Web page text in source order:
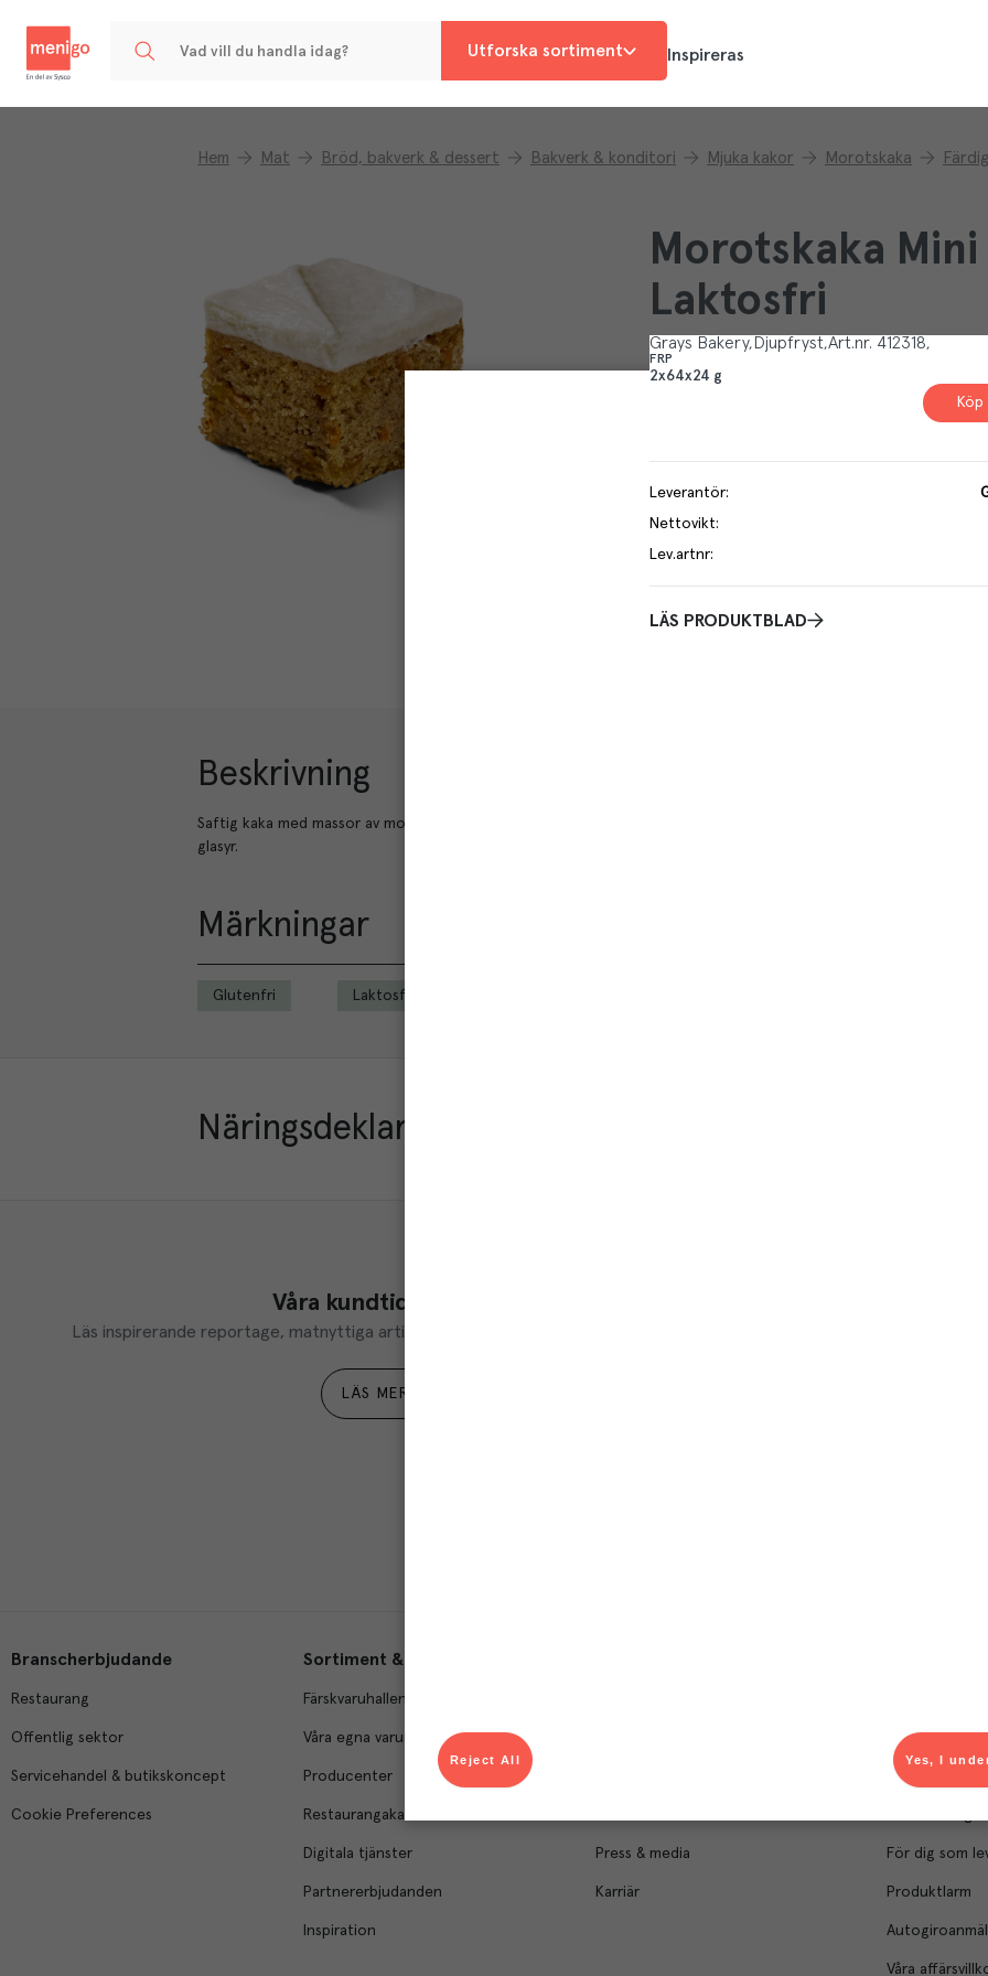
Utforska sortiment Inspireras
Hem Mat Bröd, bakverk & dessert Bakverk & konditori Mjuka kakor Morotskaka
Morotskaka
Laktosfri
Grays Bakery Djupfryst Art.nr. 412318
FRP
2x64x24 g
Köp
Leverantör:
Nettovikt:
Lev.artnr:
LÄS PRODUKTBLAD
Beskrivning
Saftig kaka med massor av morötter, smaksatt med kanel och toppad med äkta cream cheese
glasyr.
Märkningar
Glutenfri Laktosfri
Näringsdeklaration
Våra kundtidningar
Läs inspirerande reportage, matnyttiga artiklar och ta del av aktuella kampanjer.
LÄS MER
Du som är Menigo-
Branscherbjudande
Restaurang
Offentlig sektor
Servicehandel & butikskoncept
Cookie Preferences
Sortiment & tjänster
Färskvaruhallen
Våra egna varumärken
Producenter
Restaurangakademien
Digitala tjänster
Partnererbjudanden
Inspiration
Press & media
Karriär
Kundservice
Säljavdelning
För dig som
Produktlarm
Våra
Yes, I
Reject All